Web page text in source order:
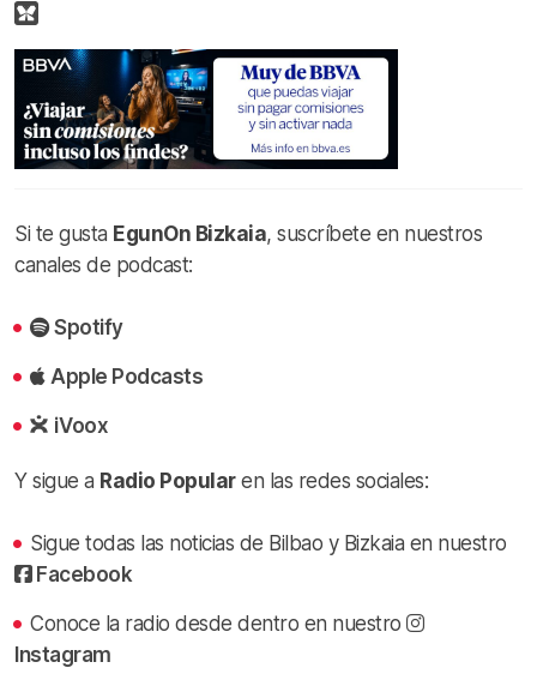
Si te gusta EgunOn Bizkaia, suscríbete en nuestros
canales de podcast:
Spotify
Apple Podcasts
iVoox
Y sigue a Radio Popularen las redes sociales:
Sigue todas las noticias de Bilbao y Bizkaia en nuestro
Facebook
Conoce la radio desde dentro en nuestro
Instagram